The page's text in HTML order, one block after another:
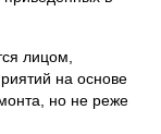
лицом,
на основе
но не реже